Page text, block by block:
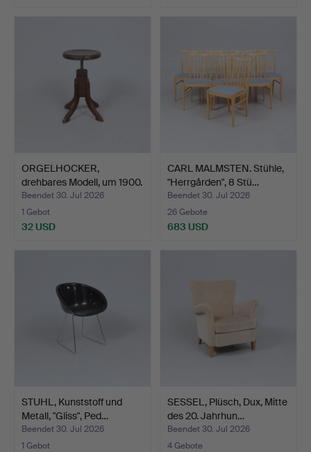
ORGELHOCKER,
drehbares Modell, um 1900.
Beendet 30. Jul 2026
1 Gebot
32 USD
CARL MALMSTEN. Stühle,
"Herrgården", 8 Stü…
Beendet 30. Jul 2026
26 Gebote
683 USD
STUHL, Kunststoff und
Metall, "Gliss", Ped…
Beendet 30. Jul 2026
1 Gebot
SESSEL, Plüsch, Dux, Mitte
des 20. Jahrhun…
Beendet 30. Jul 2026
4 Gebote